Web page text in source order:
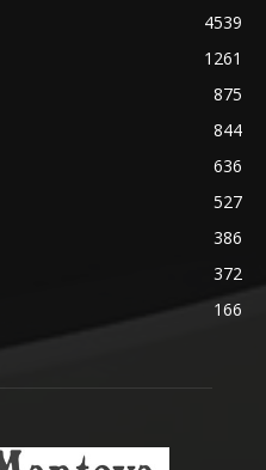
4539
1261
875
844
636
527
386
372
166